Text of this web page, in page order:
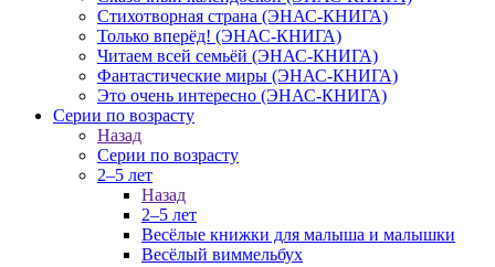
Стихотворная страна (ЭНАС-КНИГА)
Только вперёд! (ЭНАС-КНИГА)
Читаем всей семьёй (ЭНАС-КНИГА)
Фантастические миры (ЭНАС-КНИГА)
Это очень интересно (ЭНАС-КНИГА)
Серии по возрасту
Назад
Серии по возрасту
2–5 лет
Назад
2–5 лет
Весёлые книжки для малыша и малышки
Весёлый виммельбух